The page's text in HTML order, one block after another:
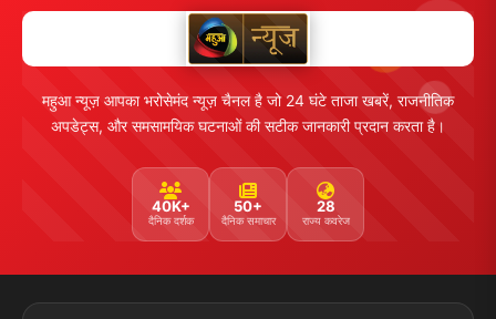
महुआ न्यूज़ आपका भरोसेमंद न्यूज़ चैनल है जो 24 घंटे ताजा खबरें, राजनीतिक
अपडेट्स, और समसामयिक घटनाओं की सटीक जानकारी प्रदान करता है।
40K+
दैनिक दर्शक
50+
दैनिक समाचार
28
राज्य कवरेज